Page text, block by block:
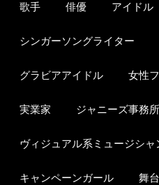
歌手 俳優 アイドル
シンガーソングライター
グラビアアイドル 女性
実業家 ジャニーズ事務所
ヴィジュアル系ミュージシャ
キャンペーンガール 舞